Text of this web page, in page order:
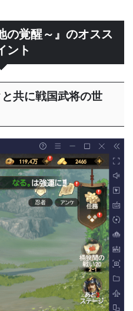
の覚醒～』のオスス
ント
共に戦国武将の世